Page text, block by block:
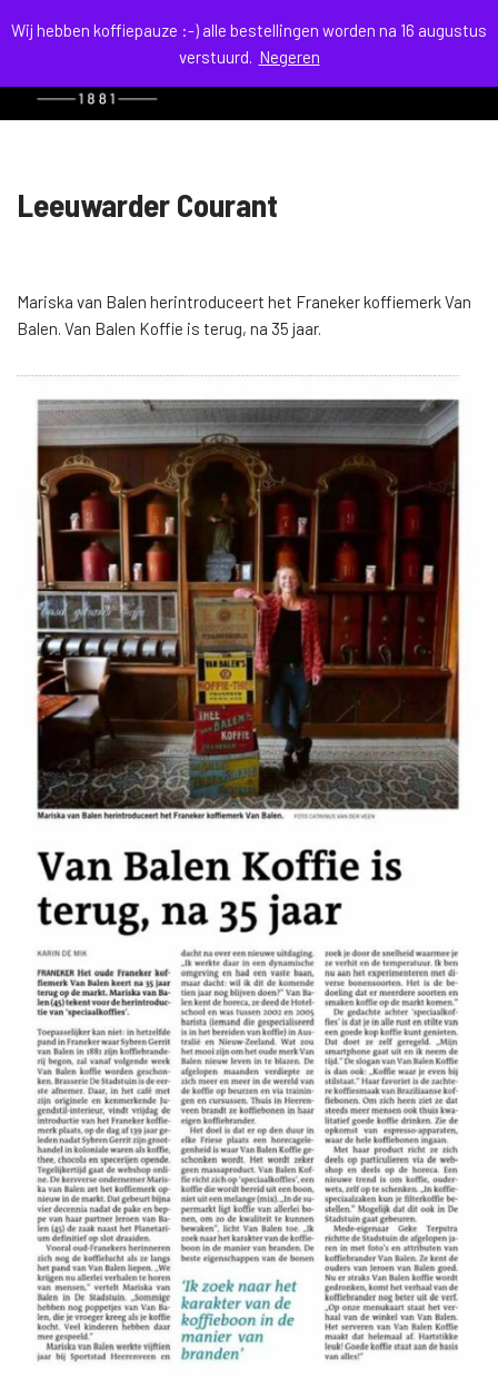
Wij hebben koffiepauze :-) alle bestellingen worden na 16 augustus
verstuurd. Negeren
naar
Leeuwarder Courant
Mariska van Balen herintroduceert het Franeker koffiemerk Van
Balen. Van Balen Koffie is terug, na 35 jaar.